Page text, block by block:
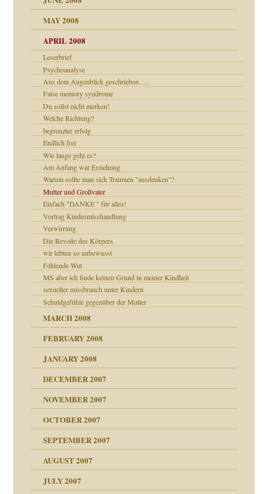
und Staat
MAY 2008
APRIL 2008
Leserbrief
Psychoanalyse
Aus dem Augenblick geschrieben…..
False memory syndrome
Du sollst nicht merken!
Welche Richtung?
begrenzter erfolg
Endlich frei
Wie lange geht es?
Am Anfang war Erziehung
Warum sollte man sich Traumen "ausdenken"?
Mutter und Großvater
Einfach "DANKE " für alles!
Vortrag Kindesmisshandlung
Verwirrung
Die Revolte des Körpers
wir lebten so unbewusst
Fehlende Wut
MS aber ich finde keinen Grund in meiner Kindheit
sexueller missbrauch unter Kindern
Schuldgefühle gegenüber der Mutter
MARCH 2008
FEBRUARY 2008
in meiner
JANUARY 2008
DECEMBER 2007
NOVEMBER 2007
OCTOBER 2007
SEPTEMBER 2007
AUGUST 2007
JULY 2007